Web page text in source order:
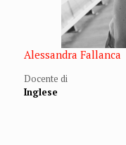
Alessandra Fallanca
Docente di
Inglese